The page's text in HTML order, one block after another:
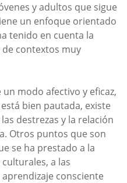
y adultos que sigue
un enfoque orientado
tenido en cuenta la
de contextos muy
modo afectivo y eficaz,
bien pautada, existe
destrezas y la relación
Otros puntos que son
se ha prestado a la
a las
consciente